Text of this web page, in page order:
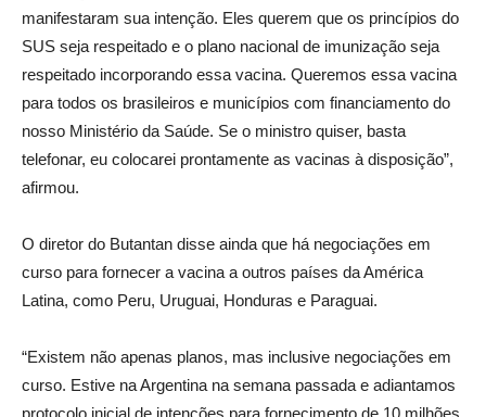
manifestaram sua intenção. Eles querem que os princípios do
SUS seja respeitado e o plano nacional de imunização seja
respeitado incorporando essa vacina. Queremos essa vacina
para todos os brasileiros e municípios com financiamento do
nosso Ministério da Saúde. Se o ministro quiser, basta
telefonar, eu colocarei prontamente as vacinas à disposição”,
afirmou.
O diretor do Butantan disse ainda que há negociações em
curso para fornecer a vacina a outros países da América
Latina, como Peru, Uruguai, Honduras e Paraguai.
“Existem não apenas planos, mas inclusive negociações em
curso. Estive na Argentina na semana passada e adiantamos
protocolo inicial de intenções para fornecimento de 10 milhões